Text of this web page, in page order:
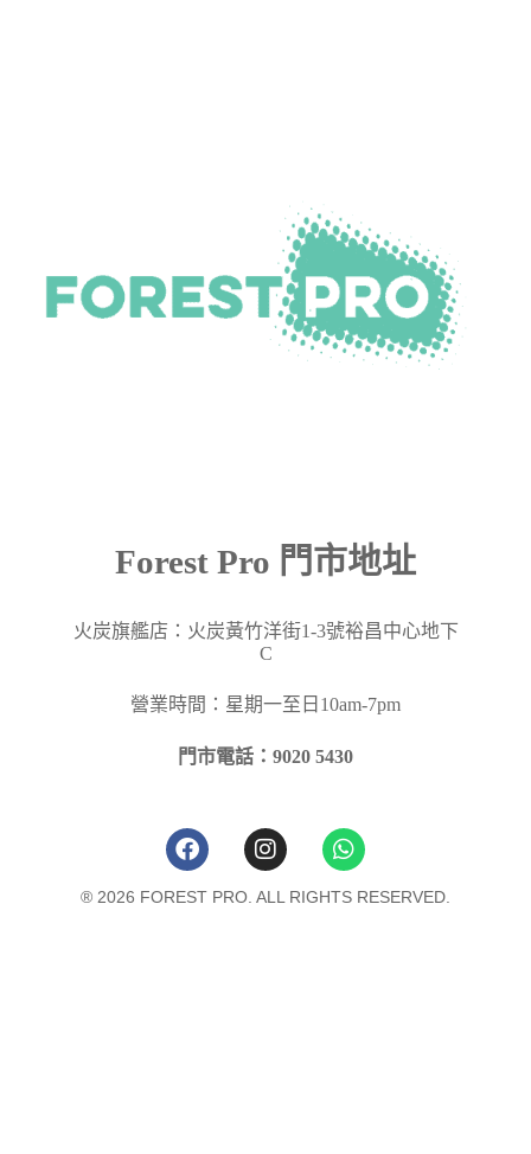
Forest Pro 門市地址
火炭旗艦店：火炭黃竹洋街1-3號裕昌中心地下
C
營業時間：星期一至日10am-7pm
門市電話：9020 5430
® 2026 FOREST PRO. ALL RIGHTS RESERVED.